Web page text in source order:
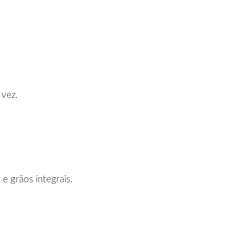
grãos integrais.